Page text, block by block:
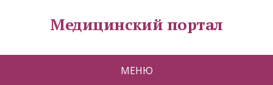
Медицинский портал
МЕНЮ